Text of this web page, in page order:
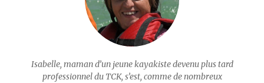
Isabelle, maman d’un jeune kayakiste devenu plus tard
professionnel du TCK, s’est, comme de nombreux